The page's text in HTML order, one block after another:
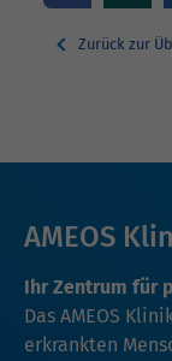
Zurück zur
AMEOS
Ihr Zentrum für
Das AMEOS
erkrankten